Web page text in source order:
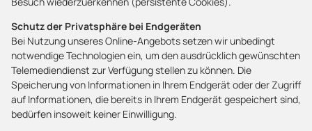
Schutz der Privatsphäre bei Endgeräten
Bei Nutzung unseres Online-Angebots setzen wir unbedingt
notwendige Technologien ein, um den ausdrücklich gewünschten
Telemediendienst zur Verfügung stellen zu können. Die
Speicherung von Informationen in Ihrem Endgerät oder der Zugriff
auf Informationen, die bereits in Ihrem Endgerät gespeichert sind,
bedürfen insoweit keiner Einwilligung.